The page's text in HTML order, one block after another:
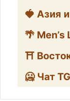
🍓 Азия
🌴 Men’s
⛩️
🥶 Чат TG